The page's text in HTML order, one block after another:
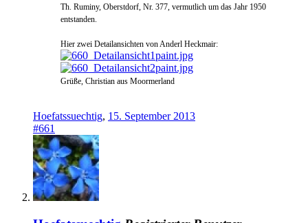
Th. Ruminy, Oberstdorf, Nr. 377, vermutlich um das Jahr 1950
entstanden.
Hier zwei Detailansichten von Anderl Heckmair:
Grüße, Christian aus Moormerland
Hoefatssuechtig, 15. September 2013
#661